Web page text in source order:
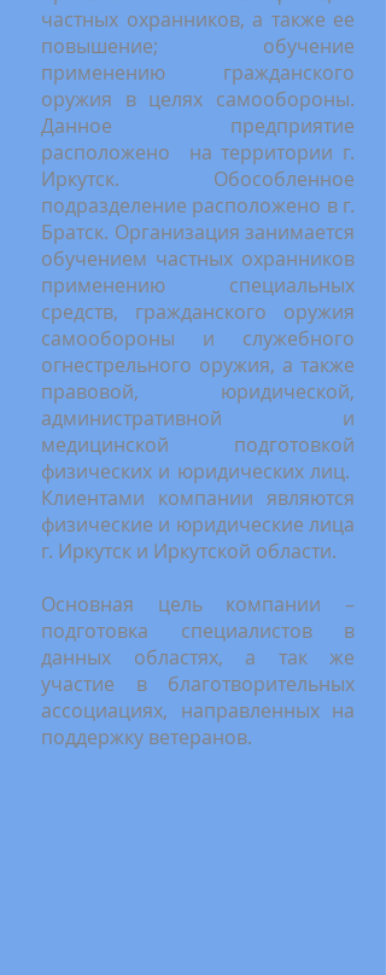
частных охранников, а также ее
повышение; обучение
применению гражданского
оружия в целях самообороны.
Данное предприятие
расположено на территории г.
Иркутск. Обособленное
подразделение расположено в г.
Братск. Организация занимается
обучением частных охранников
применению специальных
средств, гражданского оружия
самообороны и служебного
огнестрельного оружия, а также
правовой, юридической,
административной и
медицинской подготовкой
физических и юридических лиц.
Клиентами компании являются
физические и юридические лица
г. Иркутск и Иркутской области.
Основная цель компании –
подготовка специалистов в
данных областях, а так же
участие в благотворительных
ассоциациях, направленных на
поддержку ветеранов.